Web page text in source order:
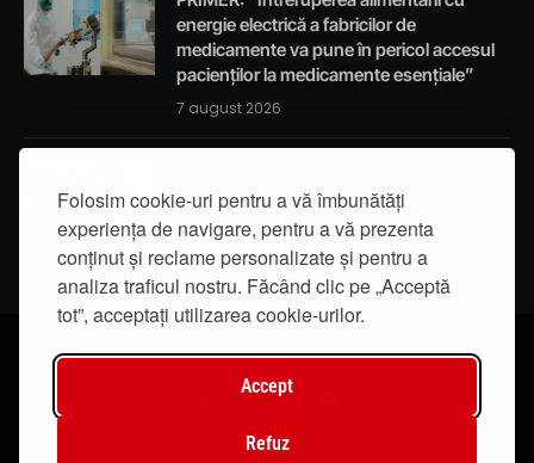
Folosim cookie-uri pentru a vă îmbunătăți
experiența de navigare, pentru a vă prezenta
conținut și reclame personalizate și pentru a
analiza traficul nostru. Făcând clic pe „Acceptă
tot”, acceptați utilizarea cookie-urilor.
Accept
Refuz
energie electrică a fabricilor de
medicamente va pune în pericol accesul
pacienților la medicamente esențiale”
7 august 2026
integrității
7 august 2026